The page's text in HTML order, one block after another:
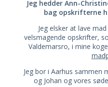
Jeg hedder Ann-
bag opskrifterne
Jeg elsker at lave
velsmagende opskrifter,
Valdemarsro, i mine
Jeg bor i Aarhus sammen
og Johan og vores